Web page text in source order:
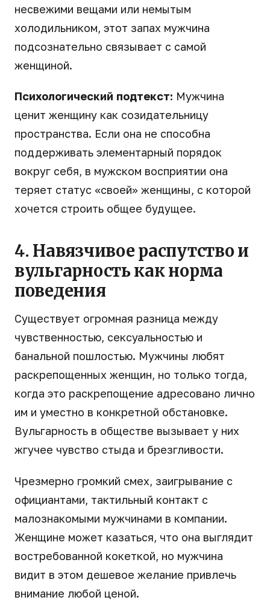
несвежими вещами или немытым
холодильником, этот запах мужчина
подсознательно связывает с самой
женщиной.
Психологический подтекст: Мужчина
ценит женщину как созидательницу
пространства. Если она не способна
поддерживать элементарный порядок
вокруг себя, в мужском восприятии она
теряет статус «своей» женщины, с которой
хочется строить общее будущее.
4. Навязчивое распутство и
вульгарность как норма
поведения
Существует огромная разница между
чувственностью, сексуальностью и
банальной пошлостью. Мужчины любят
раскрепощенных женщин, но только тогда,
когда это раскрепощение адресовано лично
им и уместно в конкретной обстановке.
Вульгарность в обществе вызывает у них
жгучее чувство стыда и брезгливости.
Чрезмерно громкий смех, заигрывание с
официантами, тактильный контакт с
малознакомыми мужчинами в компании.
Женщине может казаться, что она выглядит
востребованной кокеткой, но мужчина
видит в этом дешевое желание привлечь
внимание любой ценой.